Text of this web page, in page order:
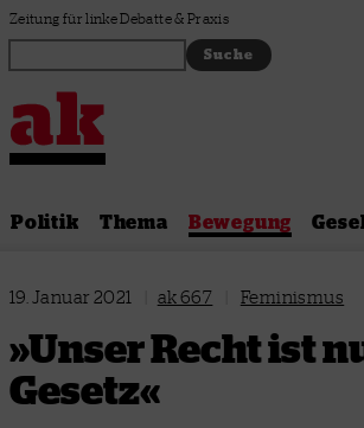
Zum Inhalt springen
Zeitung für linke Debatte & Praxis
Politik Thema Bewegung
19. Januar 2021 ak 667 Feminismus
»Unser Recht ist
Gesetz«